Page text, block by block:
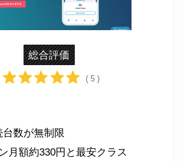
総合評価
( 5 )
台数が無制限
月額約330円と最安クラス